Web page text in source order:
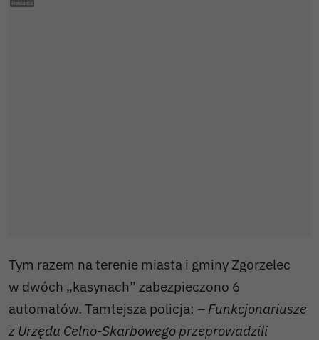
Tym razem na terenie miasta i gminy Zgorzelec
w dwóch „kasynach” zabezpieczono 6
automatów. Tamtejsza policja: – Funkcjonariusze
z Urzędu Celno-Skarbowego przeprowadzili